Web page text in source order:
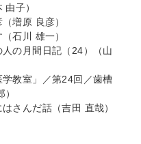
子）
増原 良彦）
石川 雄一）
人の月間日記（24）（山
教室」／第24回／歯槽
さんだ話（吉田 直哉）